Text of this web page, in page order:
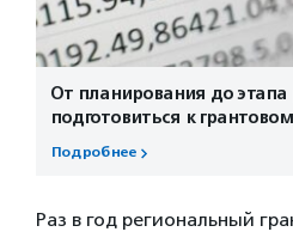
От планирования до этапа
подготовиться к
Подробнее
Раз в год региональный